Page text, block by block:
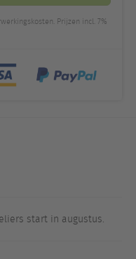
Prijzen incl. 7%
start in augustus.